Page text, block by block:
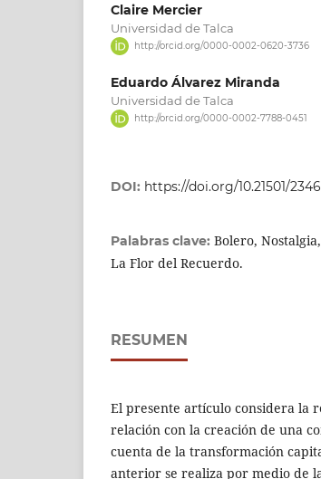
Claire Mercier
Universidad de Talca
http://orcid.org/0000-0002-0620-3736
Eduardo Álvarez Miranda
Universidad de Talca
http://orcid.org/0000-0002-7788-0451
DOI: https://doi.org/10.21501/
Palabras clave: Bolero,
La Flor del Recuerdo.
RESUMEN
El presente artículo considera la
relación con la creación de una
cuenta de la transformación
anterior se realiza por medio de